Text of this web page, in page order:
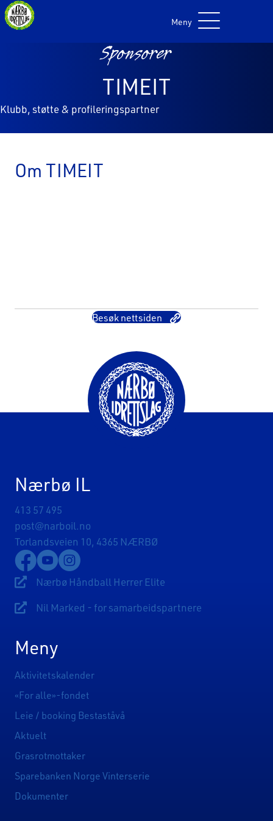
Meny
Sponsorer
TIMEIT
Klubb, støtte & profileringspartner
Om TIMEIT
Besøk nettsiden
Nærbø IL
413 57 495
post@narboil.no
Torlandsveien 10, 4365 NÆRBØ
Lenke til Nærbø Idrettslags Facebookside
Lenke til Nærbø Idrettslags YouTube-kanal
Lenke til Nærbø Idrettslags Instagram
Lenke til Nærbø Håndball Herrer Elite
Nærbø Håndball Herrer Elite
Lenke til Sponsorsider
Nil Marked - for samarbeidspartnere
Meny
Aktivitetskalender
«For alle»-fondet
Leie / booking Bestaståvå
Aktuelt
Grasrotmottaker
Sparebanken Norge Vinterserie
Dokumenter